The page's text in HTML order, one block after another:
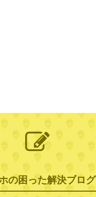
の困った解決ブログ